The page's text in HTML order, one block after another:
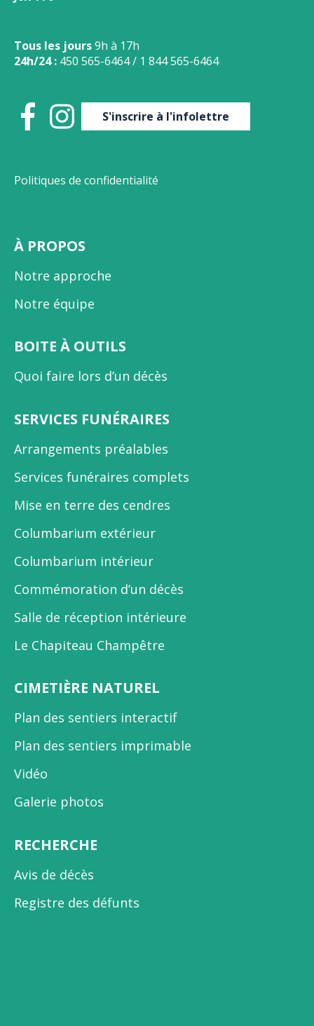
Tous les jours9h à 17h
24h/24 : 450 565-6464/ 1 844 565-6464
S'inscrire à l'infolettre
Politiques de confidentialité
À PROPOS
Notre approche
Notre équipe
BOITE À OUTILS
Quoi faire lors d’un décès
SERVICES FUNÉRAIRES
Arrangements préalables
Services funéraires complets
Mise en terre des cendres
Columbarium extérieur
Columbarium intérieur
Commémoration d’un décès
Salle de réception intérieure
Le Chapiteau Champêtre
CIMETIÈRE NATUREL
Plan des sentiers interactif
Plan des sentiers imprimable
Vidéo
Galerie photos
RECHERCHE
Avis de décès
Registre des défunts